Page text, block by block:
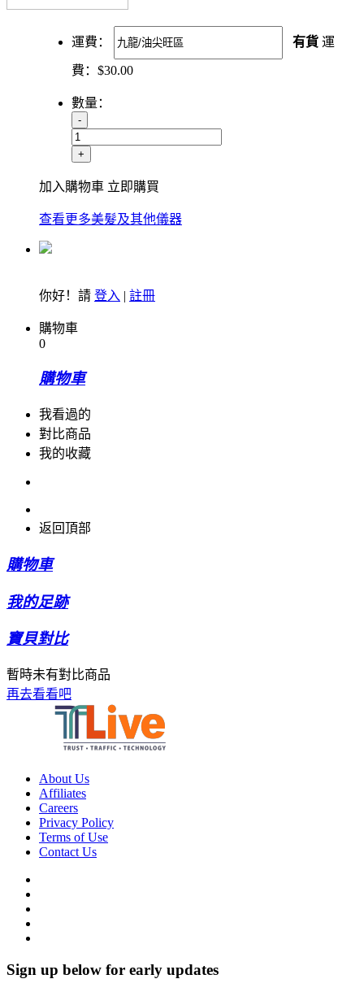
運費： 有貨 運
費： $30.00
數量：
-
+
加入購物車 立即購買
查看更多美髮及其他儀器
你好！請 登入 | 註冊
購物車
0
購物車
我看過的
對比商品
我的收藏
返回頂部
購物車
我的足跡
寶貝對比
暫時未有對比商品
再去看看吧
About Us
Affiliates
Careers
Privacy Policy
Terms of Use
Contact Us
Sign up below for early updates